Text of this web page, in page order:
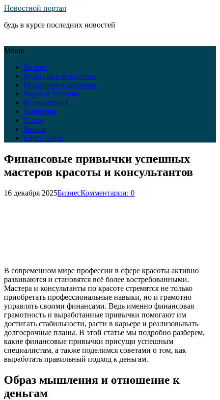
Новостной портал
будь в курсе последних новостей
Меню
Бизнес
Культура и искусство
Медицина и здоровье
Наука и техника
Путешествия
Политика
Спорт
Разное
Карта сайта
Финансовые привычки успешных
мастеров красоты и консультантов
16 декабря 2025БизнесКомментарии: 0
В современном мире профессии в сфере красоты активно
развиваются и становятся всё более востребованными.
Мастера и консультанты по красоте стремятся не только
приобретать профессиональные навыки, но и грамотно
управлять своими финансами. Ведь именно финансовая
грамотность и выработанные привычки помогают им
достигать стабильности, расти в карьере и реализовывать
долгосрочные планы. В этой статье мы подробно разберем,
какие финансовые привычки присущи успешным
специалистам, а также поделимся советами о том, как
выработать правильный подход к деньгам.
Образ мышления и отношение к
деньгам